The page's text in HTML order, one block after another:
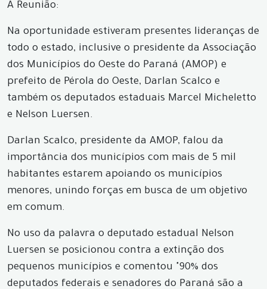
A Reunião:
Na oportunidade estiveram presentes lideranças de
todo o estado, inclusive o presidente da Associação
dos Municípios do Oeste do Paraná (AMOP) e
prefeito de Pérola do Oeste, Darlan Scalco e
também os deputados estaduais Marcel Micheletto
e Nelson Luersen.
Darlan Scalco, presidente da AMOP, falou da
importância dos municípios com mais de 5 mil
habitantes estarem apoiando os municípios
menores, unindo forças em busca de um objetivo
em comum.
No uso da palavra o deputado estadual Nelson
Luersen se posicionou contra a extinção dos
pequenos municípios e comentou "90% dos
deputados federais e senadores do Paraná são a